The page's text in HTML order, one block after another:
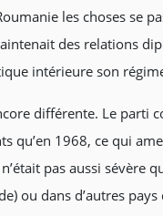
les choses
des relations
intérieure son
différente. Le
qu’en 1968, ce qui
pas aussi
ou dans d’autres